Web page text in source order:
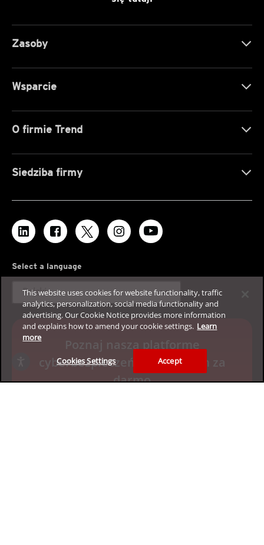
Zasoby
Wsparcie
O firmie Trend
Siedziba firmy
Select a language
Polski expand_more
cyberbezpieczeństwa dla firm za
darmo
This website uses cookies for website functionality, traffic
analytics, personalization, social media functionality and
advertising. Our Cookie Notice provides more information
and explains how to amend your cookie settings. Learn
more
Cookies Settings Accept